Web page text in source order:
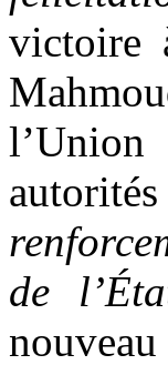
victoire
l’Union
de